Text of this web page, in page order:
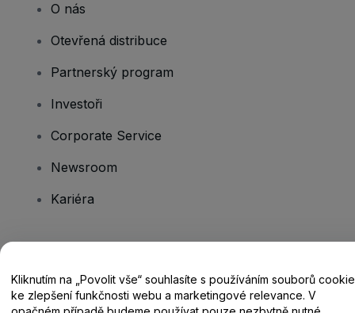
O nás
Otevřená distribuce
Partnerský program
Investoři
Corporate Service
Newsroom
Kariéra
Centrum nápovědy / Kontakt
Kliknutím na „Povolit vše“ souhlasíte s používáním souborů cookie
ke zlepšení funkčnosti webu a marketingové relevance. V